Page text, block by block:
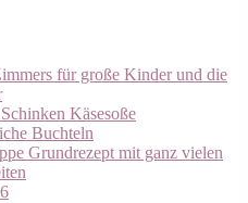
für große Kinder und die
Käsesoße
Buchteln
Grundrezept mit ganz vielen